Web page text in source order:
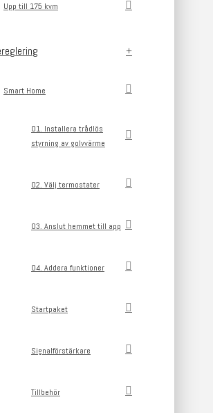
Upp till 175 kvm
Smart Home
01. Installera trådlös
styrning av golvvärme
02. Välj termostater
03. Anslut hemmet till app
04. Addera funktioner
Startpaket
Signalförstärkare
Tillbehör